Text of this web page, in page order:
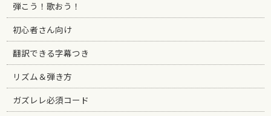
弾こう！歌おう！
初心者さん向け
翻訳できる字幕つき
リズム＆弾き方
ガズレレ必須コード